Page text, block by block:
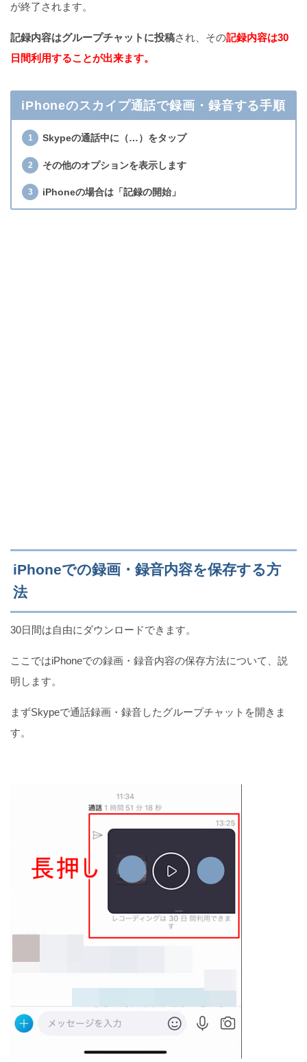
が終了されます。
記録内容はグループチャットに投稿され、その記録内容は30
日間利用することが出来ます。
iPhoneのスカイプ通話で録画・録音する手順
Skypeの通話中に（…）をタップ
その他のオプションを表示します
iPhoneの場合は「記録の開始」
iPhoneでの録画・録音内容を保存する方
法
30日間は自由にダウンロードできます。
ここではiPhoneでの録画・録音内容の保存方法について、説
明します。
まずSkypeで通話録画・録音したグループチャットを開きま
す。